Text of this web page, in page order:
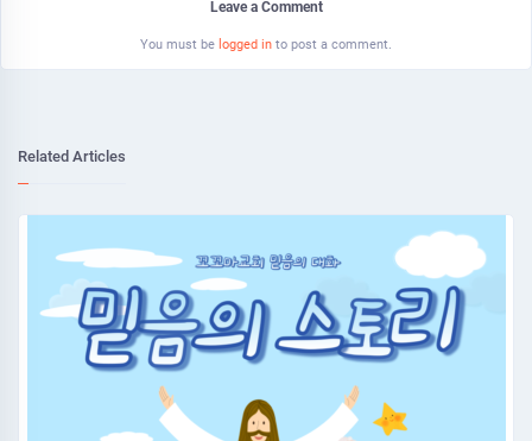
Leave a Comment
You must be logged in to post a comment.
Related Articles